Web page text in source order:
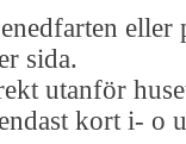
eller
sida.
utanför
kort i- o